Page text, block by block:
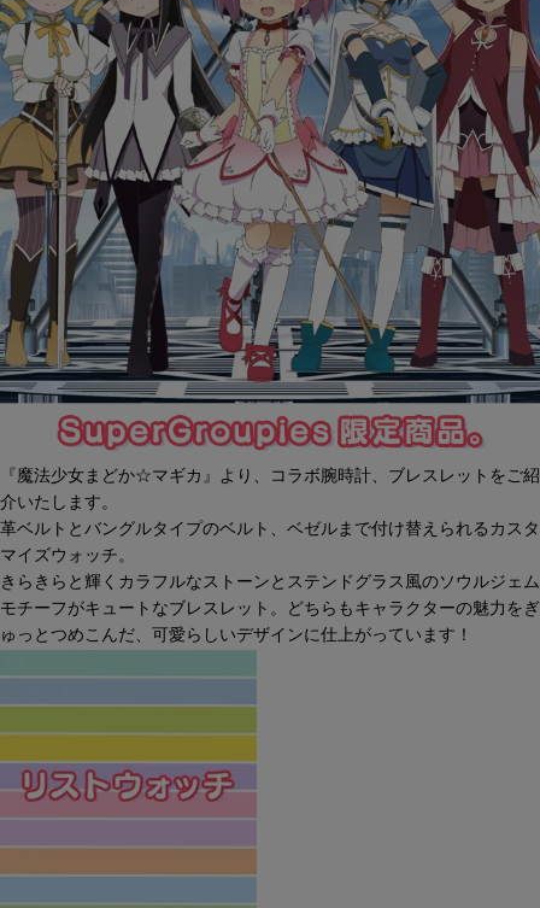
『魔法少女まどか☆マギカ』より、コラボ腕時計、ブレスレットをご紹
介いたします。
革ベルトとバングルタイプのベルト、ベゼルまで付け替えられるカスタ
マイズウォッチ。
きらきらと輝くカラフルなストーンとステンドグラス風のソウルジェム
モチーフがキュートなブレスレット。どちらもキャラクターの魅力をぎ
ゅっとつめこんだ、可愛らしいデザインに仕上がっています！